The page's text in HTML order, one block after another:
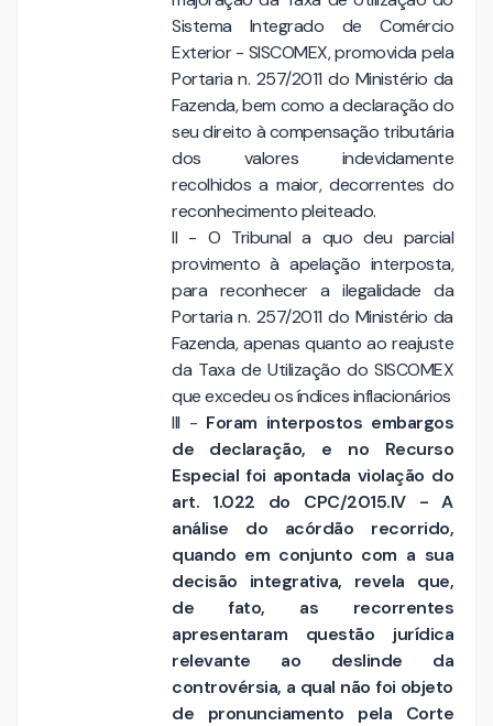
Sistema Integrado de Comércio
Exterior - SISCOMEX, promovida pela
Portaria n. 257/2011 do Ministério da
Fazenda, bem como a declaração do
seu direito à compensação tributária
dos valores indevidamente
recolhidos a maior, decorrentes do
reconhecimento pleiteado.
II - O Tribunal a quo deu parcial
provimento à apelação interposta,
para reconhecer a ilegalidade da
Portaria n. 257/2011 do Ministério da
Fazenda, apenas quanto ao reajuste
da Taxa de Utilização do SISCOMEX
que excedeu os índices inflacionários
III - Foram interpostos embargos
de declaração, e no Recurso
Especial foi apontada violação do
art. 1.022 do CPC/2015.IV - A
análise do acórdão recorrido,
quando em conjunto com a sua
decisão integrativa, revela que,
de fato, as recorrentes
apresentaram questão jurídica
relevante ao deslinde da
controvérsia, a qual não foi objeto
de pronunciamento pela Corte